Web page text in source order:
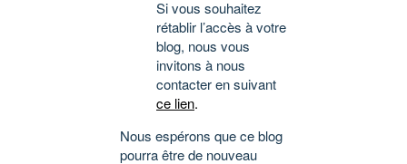
Si vous souhaitez
rétablir l’accès à votre
blog, nous vous
invitons à nous
contacter en suivant
ce lien.
Nous espérons que ce blog
pourra être de nouveau